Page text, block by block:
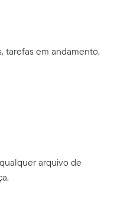
tarefas em andamento,
arquivo de